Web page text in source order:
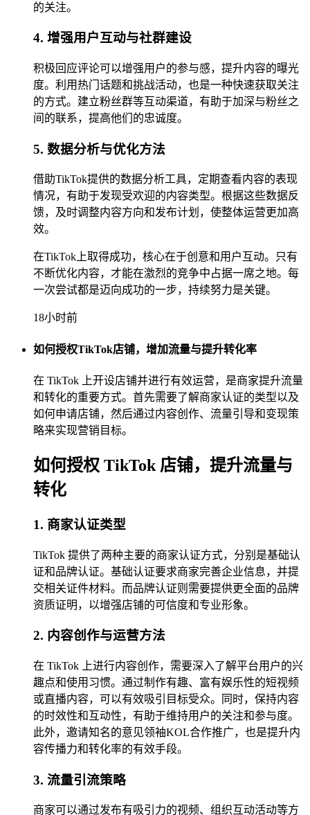
的关注。
4. 增强用户互动与社群建设
积极回应评论可以增强用户的参与感，提升内容的曝光
度。利用热门话题和挑战活动，也是一种快速获取关注
的方式。建立粉丝群等互动渠道，有助于加深与粉丝之
间的联系，提高他们的忠诚度。
5. 数据分析与优化方法
借助TikTok提供的数据分析工具，定期查看内容的表现
情况，有助于发现受欢迎的内容类型。根据这些数据反
馈，及时调整内容方向和发布计划，使整体运营更加高
效。
在TikTok上取得成功，核心在于创意和用户互动。只有
不断优化内容，才能在激烈的竞争中占据一席之地。每
一次尝试都是迈向成功的一步，持续努力是关键。
18小时前
如何授权TikTok店铺，增加流量与提升转化率
在 TikTok 上开设店铺并进行有效运营，是商家提升流量
和转化的重要方式。首先需要了解商家认证的类型以及
如何申请店铺，然后通过内容创作、流量引导和变现策
略来实现营销目标。
如何授权 TikTok 店铺，提升流量与
转化
1. 商家认证类型
TikTok 提供了两种主要的商家认证方式，分别是基础认
证和品牌认证。基础认证要求商家完善企业信息，并提
交相关证件材料。而品牌认证则需要提供更全面的品牌
资质证明，以增强店铺的可信度和专业形象。
2. 内容创作与运营方法
在 TikTok 上进行内容创作，需要深入了解平台用户的兴
趣点和使用习惯。通过制作有趣、富有娱乐性的短视频
或直播内容，可以有效吸引目标受众。同时，保持内容
的时效性和互动性，有助于维持用户的关注和参与度。
此外，邀请知名的意见领袖KOL合作推广，也是提升内
容传播力和转化率的有效手段。
3. 流量引流策略
商家可以通过发布有吸引力的视频、组织互动活动等方